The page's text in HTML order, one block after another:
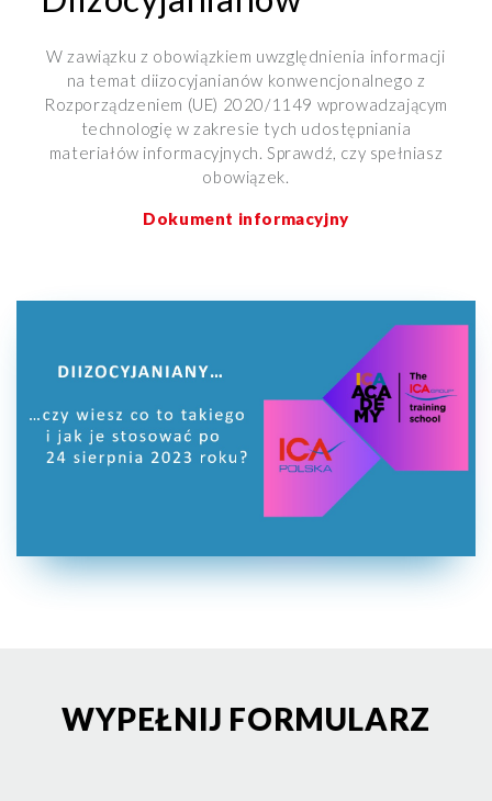
W zawiązku z obowiązkiem uwzględnienia informacji
na temat diizocyjanianów konwencjonalnego z
Rozporządzeniem (UE) 2020/1149 wprowadzającym
technologię w zakresie tych udostępniania
materiałów informacyjnych. Sprawdź, czy spełniasz
obowiązek.
Dokument informacyjny
WYPEŁNIJ FORMULARZ